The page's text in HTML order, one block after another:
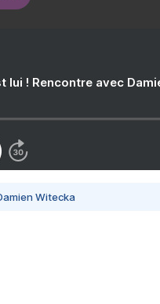
lui ! Rencontre avec
Witecka